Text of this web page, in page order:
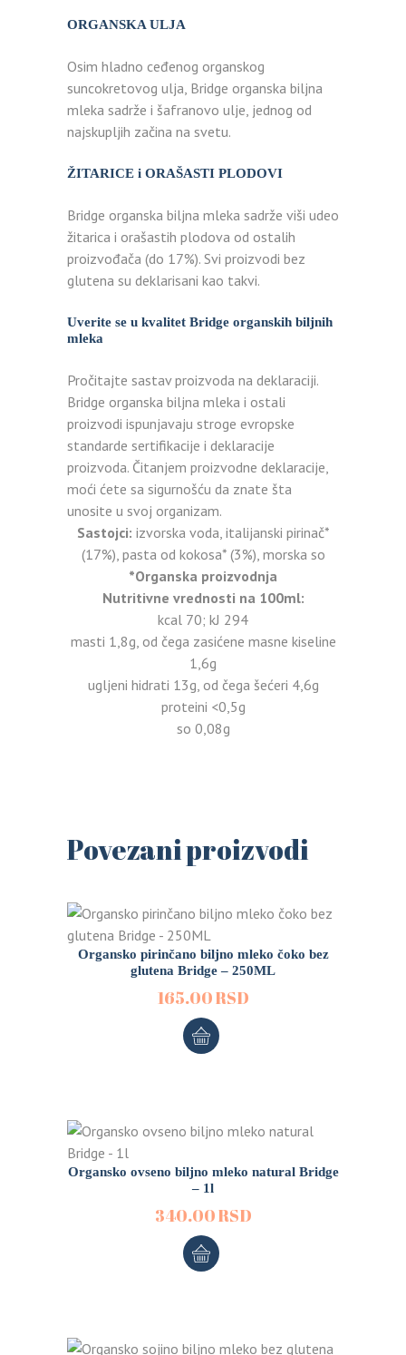
ORGANSKA ULJA
Osim hladno ceđenog organskog
suncokretovog ulja, Bridge organska biljna
mleka sadrže i šafranovo ulje, jednog od
najskupljih začina na svetu.
ŽITARICE i ORAŠASTI PLODOVI
Bridge organska biljna mleka sadrže viši udeo
žitarica i orašastih plodova od ostalih
proizvođača (do 17%). Svi proizvodi bez
glutena su deklarisani kao takvi.
Uverite se u kvalitet Bridge organskih biljnih
mleka
Pročitajte sastav proizvoda na deklaraciji.
Bridge organska biljna mleka i ostali
proizvodi ispunjavaju stroge evropske
standarde sertifikacije i deklaracije
proizvoda. Čitanjem proizvodne deklaracije,
moći ćete sa sigurnošću da znate šta
unosite u svoj organizam.
Sastojci: izvorska voda, italijanski pirinač*
(17%), pasta od kokosa* (3%), morska so
*Organska proizvodnja
Nutritivne vrednosti na 100ml:
kcal 70; kJ 294
masti 1,8g, od čega zasićene masne kiseline
1,6g
ugljeni hidrati 13g, od čega šećeri 4,6g
proteini <0,5g
so 0,08g
Povezani proizvodi
Organsko pirinčano biljno mleko čoko bez
glutena Bridge – 250ML
165.00RSD
Organsko ovseno biljno mleko natural Bridge
– 1l
340.00RSD